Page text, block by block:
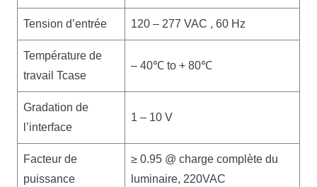
Tension d’entrée 120 – 277 VAC , 60 Hz
Température de
travail Tcase
– 40℃ to + 80℃
Gradation de
l’interface
1 – 10 V
Facteur de
puissance
≥ 0.95 @ charge complète du
luminaire, 220VAC